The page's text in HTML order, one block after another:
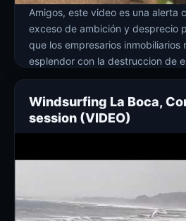
Amigos, este video es una alerta
exceso de ambición y desprecio
que los empresarios inmobiliarios
esplendor con la destruccion de
milenarios (Cochoa y dunas).
dunares es […]
Windsurfing La Boca,
session (VIDEO)